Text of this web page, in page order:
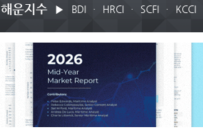
해운지수 BDI HRCI SCFI KCCI